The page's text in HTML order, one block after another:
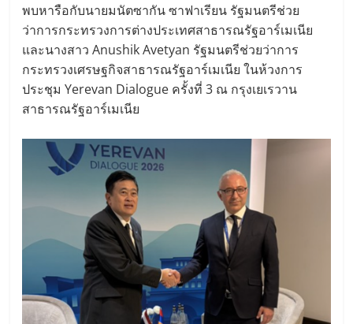
พบหารือกับนายมนัตซากัน ซาฟาเรียน รัฐมนตรีช่วย
ว่าการกระทรวงการต่างประเทศสาธารณรัฐอาร์เมเนีย
และนางสาว Anushik Avetyan รัฐมนตรีช่วยว่าการ
กระทรวงเศรษฐกิจสาธารณรัฐอาร์เมเนีย ในห้วงการ
ประชุม Yerevan Dialogue ครั้งที่ 3 ณ กรุงเยเรวาน
สาธารณรัฐอาร์เมเนีย